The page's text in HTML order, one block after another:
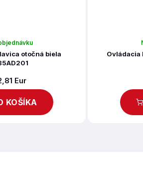
otočná biela
Eur
KOŠÍKA
Ovládacia